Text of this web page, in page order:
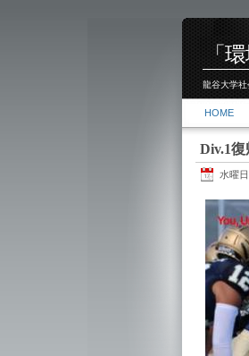
「
龍谷大学
HOME
Div.1
水曜